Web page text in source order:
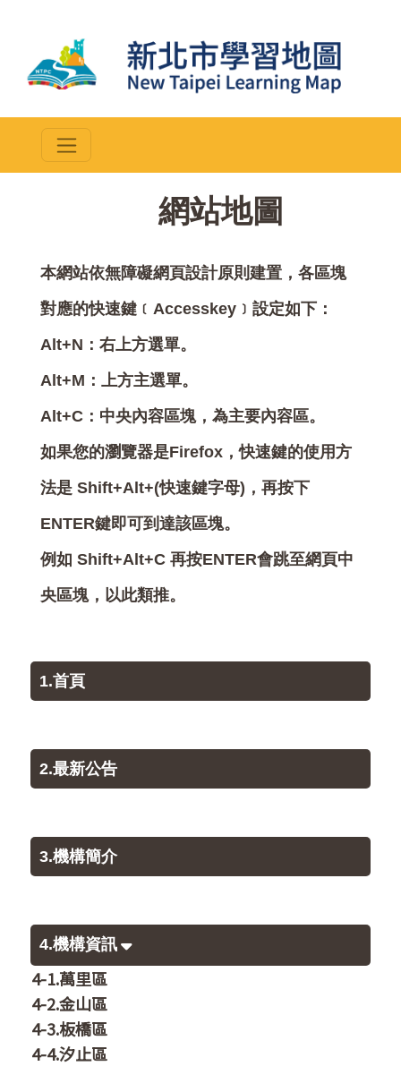
網站地圖
本網站依無障礙網頁設計原則建置，各區塊
對應的快速鍵﹝Accesskey﹞設定如下：
Alt+N：右上方選單。
Alt+M：上方主選單。
Alt+C：中央內容區塊，為主要內容區。
如果您的瀏覽器是Firefox，快速鍵的使用方
法是 Shift+Alt+(快速鍵字母)，再按下
ENTER鍵即可到達該區塊。
例如 Shift+Alt+C 再按ENTER會跳至網頁中
央區塊，以此類推。
1.首頁
2.最新公告
3.機構簡介
4.機構資訊
4-1.萬里區
4-2.金山區
4-3.板橋區
4-4.汐止區